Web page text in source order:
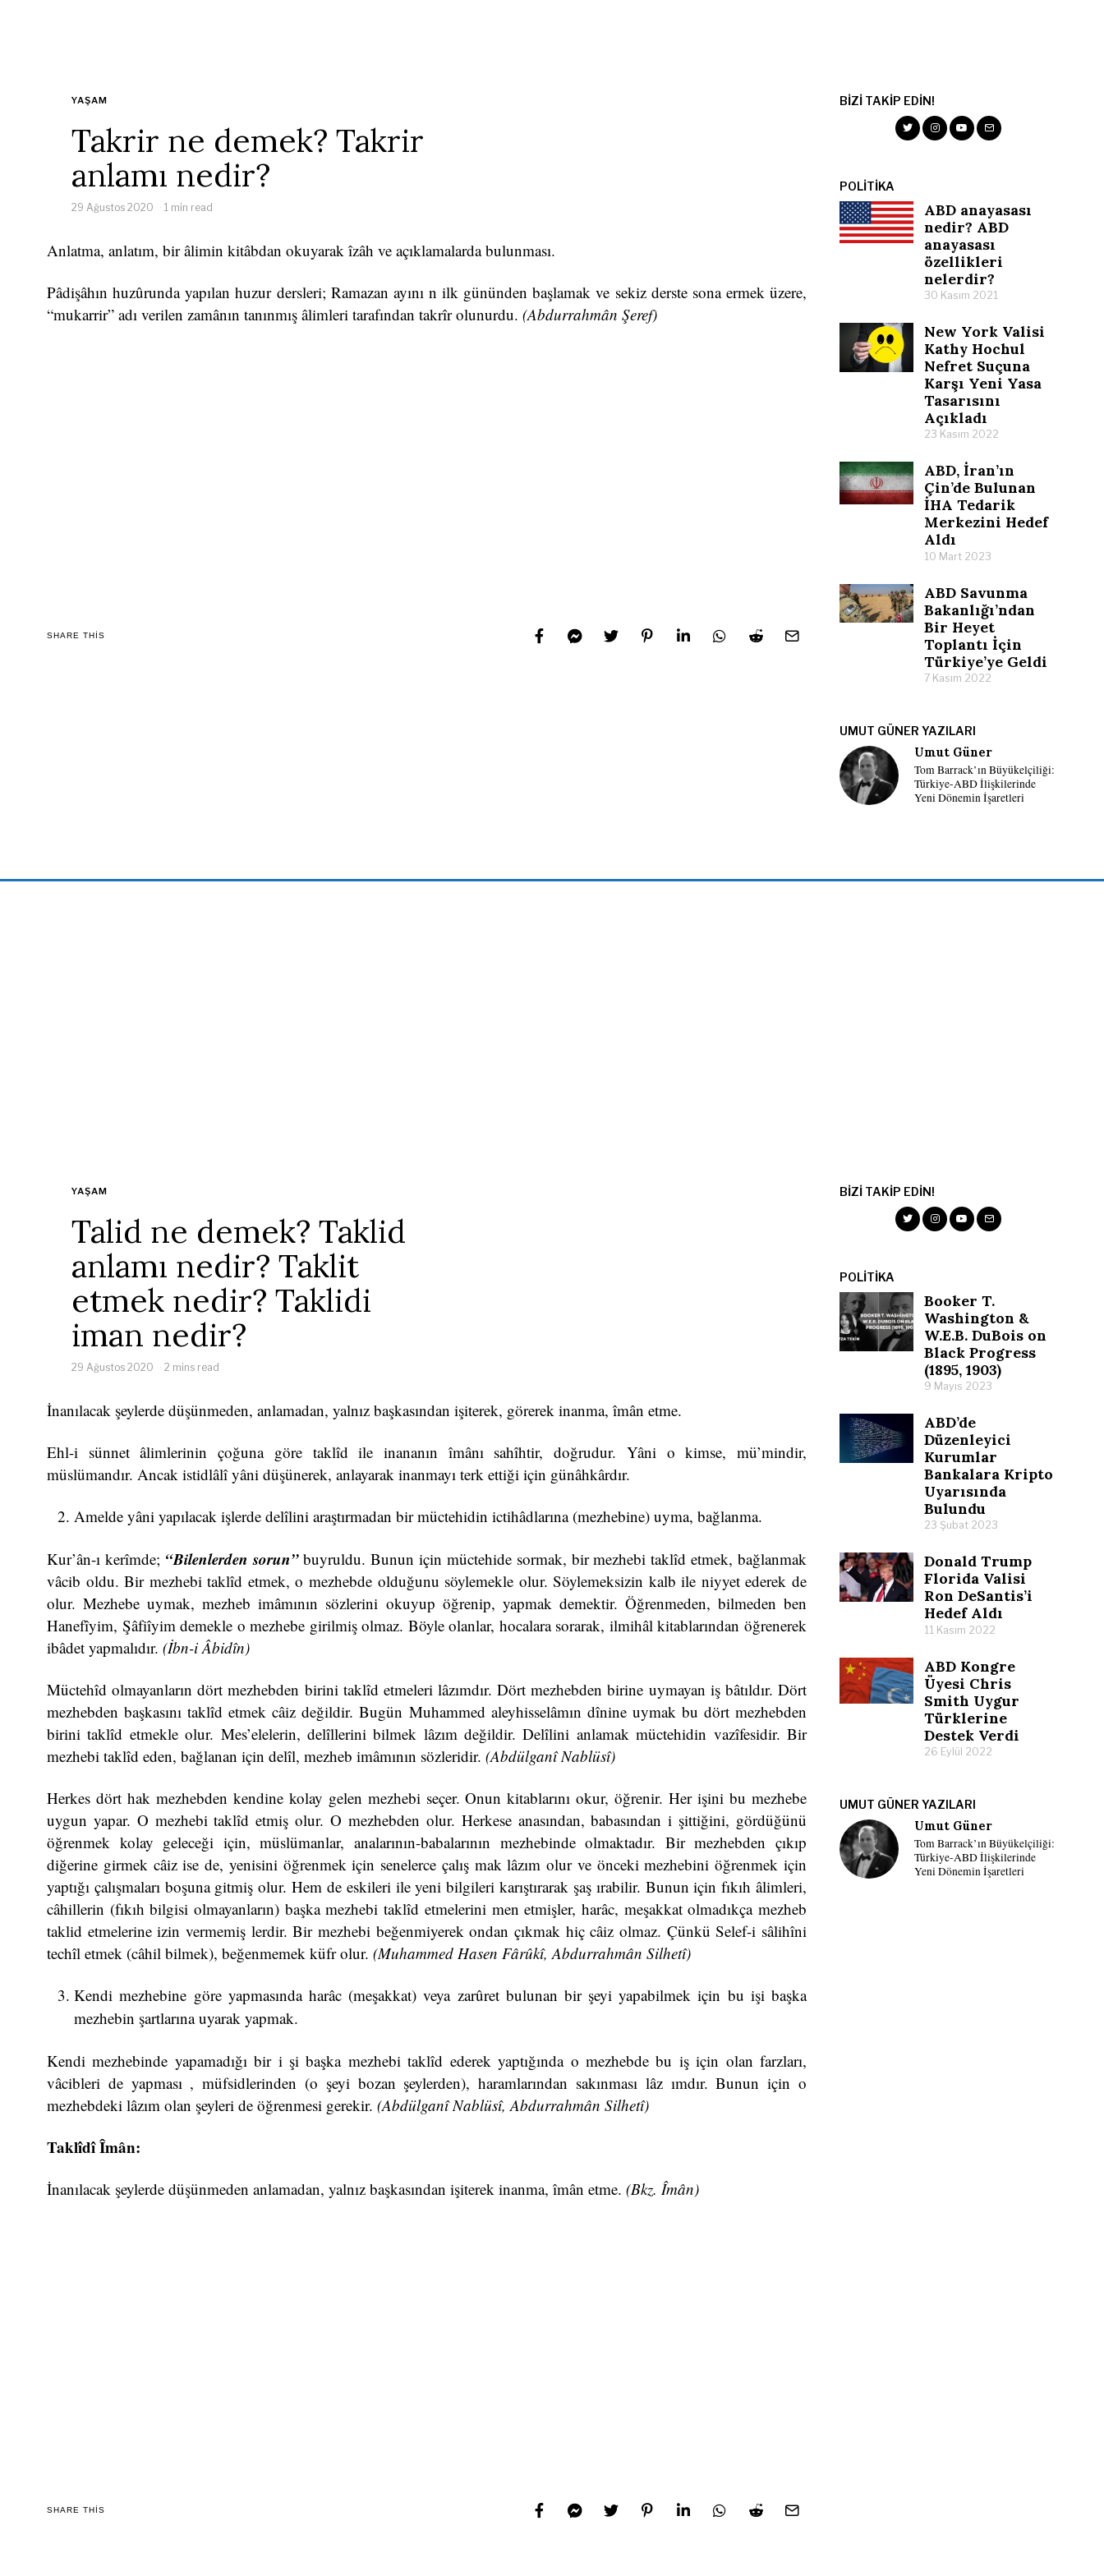
YAŞAM
Takrir ne demek? Takrir
anlamı nedir?
29 Ağustos 2020 1 min read
Anlatma, anlatım, bir âlimin kitâbdan okuyarak îzâh ve açıklamalarda bulunması.
Pâdişâhın huzûrunda yapılan huzur dersleri; Ramazan ayını n ilk gününden başlamak ve sekiz derste sona ermek üzere,
“mukarrir” adı verilen zamânın tanınmış âlimleri tarafından takrîr olunurdu. (Abdurrahmân Şeref)
SHARE THIS
BIZI TAKIP EDIN!
POLITIKA
ABD anayasası
nedir? ABD
anayasası
özellikleri
nelerdir?
30 Kasım 2021
New York Valisi
Kathy Hochul
Nefret Suçuna
Karşı Yeni Yasa
Tasarısını
Açıkladı
23 Kasım 2022
ABD, İran’ın
Çin’de Bulunan
İHA Tedarik
Merkezini Hedef
Aldı
10 Mart 2023
ABD Savunma
Bakanlığı’ndan
Bir Heyet
Toplantı İçin
Türkiye’ye Geldi
7 Kasım 2022
UMUT GÜNER YAZILARI
Umut Güner
Tom Barrack’ın Büyükelçiliği:
Türkiye-ABD İlişkilerinde
Yeni Dönemin İşaretleri
YAŞAM
Talid ne demek? Taklid
anlamı nedir? Taklit
etmek nedir? Taklidi
iman nedir?
29 Ağustos 2020 2 mins read
İnanılacak şeylerde düşünmeden, anlamadan, yalnız başkasından işiterek, görerek inanma, îmân etme.
Ehl-i sünnet âlimlerinin çoğuna göre taklîd ile inananın îmânı sahîhtir, doğrudur. Yâni o kimse, mü’mindir,
müslümandır. Ancak istidlâlî yâni düşünerek, anlayarak inanmayı terk ettiği için günâhkârdır.
Amelde yâni yapılacak işlerde delîlini araştırmadan bir müctehidin ictihâdlarına (mezhebine) uyma, bağlanma.
Kur’ân-ı kerîmde; “Bilenlerden sorun”buyruldu. Bunun için müctehide sormak, bir mezhebi taklîd etmek, bağlanmak
vâcib oldu. Bir mezhebi taklîd etmek, o mezhebde olduğunu söylemekle olur. Söylemeksizin kalb ile niyyet ederek de
olur. Mezhebe uymak, mezheb imâmının sözlerini okuyup öğrenip, yapmak demektir. Öğrenmeden, bilmeden ben
Hanefîyim, Şâfiîyim demekle o mezhebe girilmiş olmaz. Böyle olanlar, hocalara sorarak, ilmihâl kitablarından öğrenerek
ibâdet yapmalıdır. (İbn-i Âbidîn)
Müctehîd olmayanların dört mezhebden birini taklîd etmeleri lâzımdır. Dört mezhebden birine uymayan iş bâtıldır. Dört
mezhebden başkasını taklîd etmek câiz değildir. Bugün Muhammed aleyhisselâmın dînine uymak bu dört mezhebden
birini taklîd etmekle olur. Mes’elelerin, delîllerini bilmek lâzım değildir. Delîlini anlamak müctehidin vazîfesidir. Bir
mezhebi taklîd eden, bağlanan için delîl, mezheb imâmının sözleridir. (Abdülganî Nablüsî)
Herkes dört hak mezhebden kendine kolay gelen mezhebi seçer. Onun kitablarını okur, öğrenir. Her işini bu mezhebe
uygun yapar. O mezhebi taklîd etmiş olur. O mezhebden olur. Herkese anasından, babasından i şittiğini, gördüğünü
öğrenmek kolay geleceği için, müslümanlar, analarının-babalarının mezhebinde olmaktadır. Bir mezhebden çıkıp
diğerine girmek câiz ise de, yenisini öğrenmek için senelerce çalış mak lâzım olur ve önceki mezhebini öğrenmek için
yaptığı çalışmaları boşuna gitmiş olur. Hem de eskileri ile yeni bilgileri karıştırarak şaş ırabilir. Bunun için fıkıh âlimleri,
câhillerin (fıkıh bilgisi olmayanların) başka mezhebi taklîd etmelerini men etmişler, harâc, meşakkat olmadıkça mezheb
taklid etmelerine izin vermemiş lerdir. Bir mezhebi beğenmiyerek ondan çıkmak hiç câiz olmaz. Çünkü Selef-i sâlihîni
techîl etmek (câhil bilmek), beğenmemek küfr olur. (Muhammed Hasen Fârûkî, Abdurrahmân Silhetî)
Kendi mezhebine göre yapmasında harâc (meşakkat) veya zarûret bulunan bir şeyi yapabilmek için bu işi başka
mezhebin şartlarına uyarak yapmak.
Kendi mezhebinde yapamadığı bir i şi başka mezhebi taklîd ederek yaptığında o mezhebde bu iş için olan farzları,
vâcibleri de yapması , müfsidlerinden (o şeyi bozan şeylerden), haramlarından sakınması lâz ımdır. Bunun için o
mezhebdeki lâzım olan şeyleri de öğrenmesi gerekir. (Abdülganî Nablüsî, Abdurrahmân Silhetî)
Taklîdî Îmân:
İnanılacak şeylerde düşünmeden anlamadan, yalnız başkasından işiterek inanma, îmân etme. (Bkz. Îmân)
SHARE THIS
BIZI TAKIP EDIN!
POLITIKA
Booker T.
Washington &
W.E.B. DuBois on
Black Progress
(1895, 1903)
9 Mayıs 2023
ABD’de
Düzenleyici
Kurumlar
Bankalara Kripto
Uyarısında
Bulundu
23 Şubat 2023
Donald Trump
Florida Valisi
Ron DeSantis’i
Hedef Aldı
11 Kasım 2022
ABD Kongre
Üyesi Chris
Smith Uygur
Türklerine
Destek Verdi
26 Eylül 2022
UMUT GÜNER YAZILARI
Umut Güner
Tom Barrack’ın Büyükelçiliği:
Türkiye-ABD İlişkilerinde
Yeni Dönemin İşaretleri